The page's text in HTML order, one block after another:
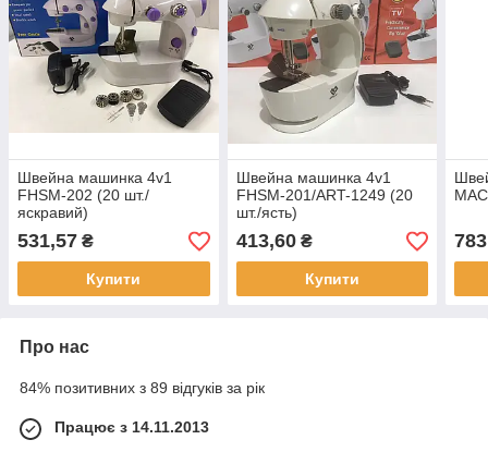
Швейна машинка 4v1
FHSM-202 (20 шт./
яскравий)
531,57 ₴
Купити
Швейна машинка 4v1
FHSM-201/ART-1249 (20
шт./ясть)
413,60₴
Купити
Про нас
84% позитивних з 89 відгуків за рік
Працює з 14.11.2013